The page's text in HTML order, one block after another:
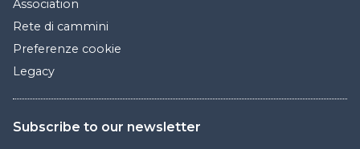
Association
Rete di cammini
Preferenze cookie
Legacy
Subscribe to our newsletter